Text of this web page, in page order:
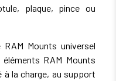
plaque, pince ou
Mounts universel
éléments RAM Mounts
la charge, au support